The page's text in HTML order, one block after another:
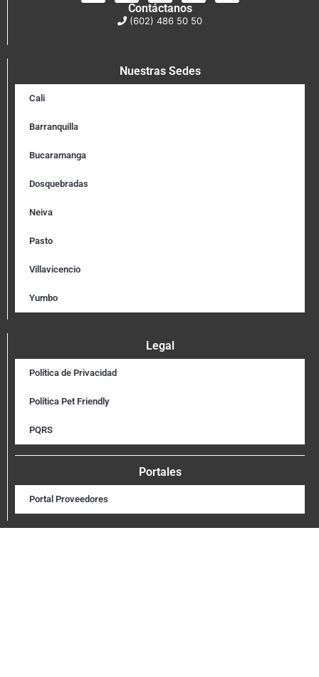
Contáctanos
(602) 486 50 50
Nuestras Sedes
Cali
Barranquilla
Bucaramanga
Dosquebradas
Neiva
Pasto
Villavicencio
Yumbo
Legal
Política de Privacidad
Política Pet Friendly
PQRS
Portales
Portal Proveedores